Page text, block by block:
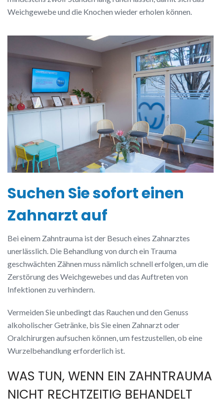
Weichgewebe und die Knochen wieder erholen können.
Suchen Sie sofort einen
Zahnarzt auf
Bei einem Zahntrauma ist der Besuch eines Zahnarztes
unerlässlich. Die Behandlung von durch ein Trauma
geschwächten Zähnen muss nämlich schnell erfolgen, um die
Zerstörung des Weichgewebes und das Auftreten von
Infektionen zu verhindern.
Vermeiden Sie unbedingt das Rauchen und den Genuss
alkoholischer Getränke, bis Sie einen Zahnarzt oder
Oralchirurgen aufsuchen können, um festzustellen, ob eine
Wurzelbehandlung erforderlich ist.
WAS TUN, WENN EIN ZAHNTRAUMA
NICHT RECHTZEITIG BEHANDELT